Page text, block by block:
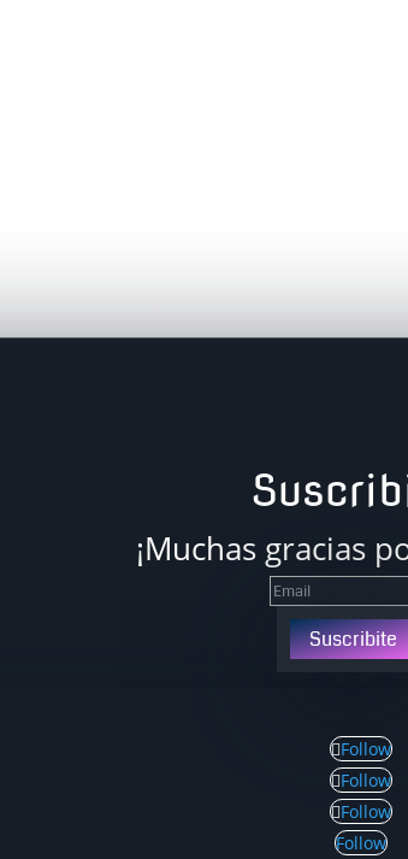
¡Muchas gracias
Suscribite
Follow
Follow
Follow
Follow